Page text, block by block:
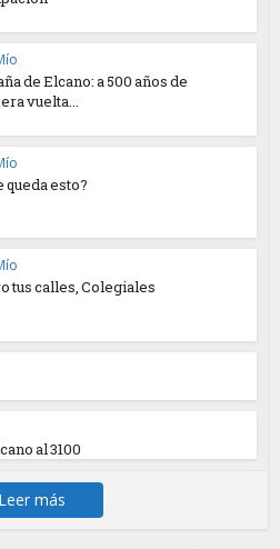
de Elcano: a 500 años de
vuelta...
queda esto?
tus calles, Colegiales
al 3100
Leer más